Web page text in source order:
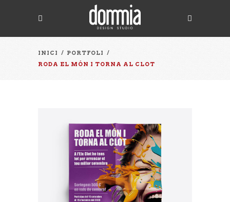
INICI / PORTFOLI /
RODA EL MÓN I TORNA AL CLOT